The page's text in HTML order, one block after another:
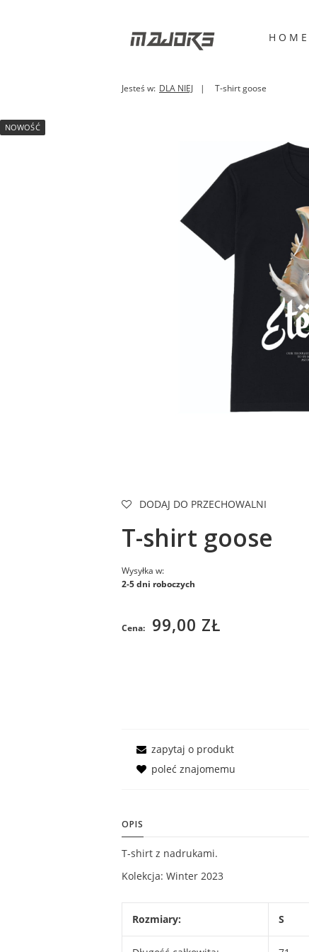
H O M E
Jesteś w: DLA NIEJ T-shirt goose
NOWOŚĆ
DODAJ DO PRZECHOWALNI
T-shirt goose
Wysyłka w:
2-5 dni roboczych
Cena: 99,00 ZŁ
zapytaj o produkt
poleć znajomemu
OPIS
T-shirt z nadrukami.
Kolekcja: Winter 2023
Rozmiary: S